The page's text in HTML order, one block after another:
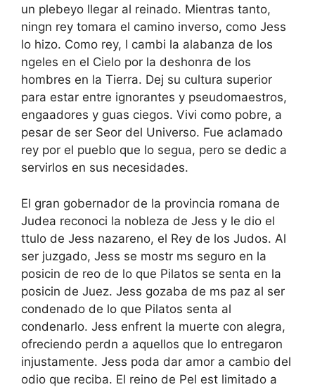
un plebeyo llegar al reinado. Mientras tanto,
ningn rey tomara el camino inverso, como Jess
lo hizo. Como rey, l cambi la alabanza de los
ngeles en el Cielo por la deshonra de los
hombres en la Tierra. Dej su cultura superior
para estar entre ignorantes y pseudomaestros,
engaadores y guas ciegos. Vivi como pobre, a
pesar de ser Seor del Universo. Fue aclamado
rey por el pueblo que lo segua, pero se dedic a
servirlos en sus necesidades.
El gran gobernador de la provincia romana de
Judea reconoci la nobleza de Jess y le dio el
ttulo de Jess nazareno, el Rey de los Judos. Al
ser juzgado, Jess se mostr ms seguro en la
posicin de reo de lo que Pilatos se senta en la
posicin de Juez. Jess gozaba de ms paz al ser
condenado de lo que Pilatos senta al
condenarlo. Jess enfrent la muerte con alegra,
ofreciendo perdn a aquellos que lo entregaron
injustamente. Jess poda dar amor a cambio del
odio que reciba. El reino de Pel est limitado a